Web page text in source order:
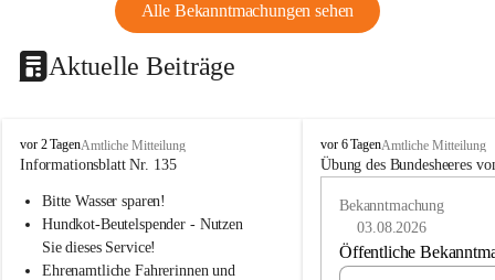
Alle Bekanntmachungen sehen
Aktuelle Beiträge
B
u
h
vor 2 TagenAmtliche Mitteilung
Informationsblatt Nr. 135
Bitte Wasser sparen!
Hundkot-Beutelspender - Nutzen
Sie dieses Service!
Ehrenamtliche Fahrerinnen und
B
u
vor 6 TagenAmtliche Mitteilung
Übung des Bundesheeres
Bekanntmachung
03.08.2026
Öffentliche